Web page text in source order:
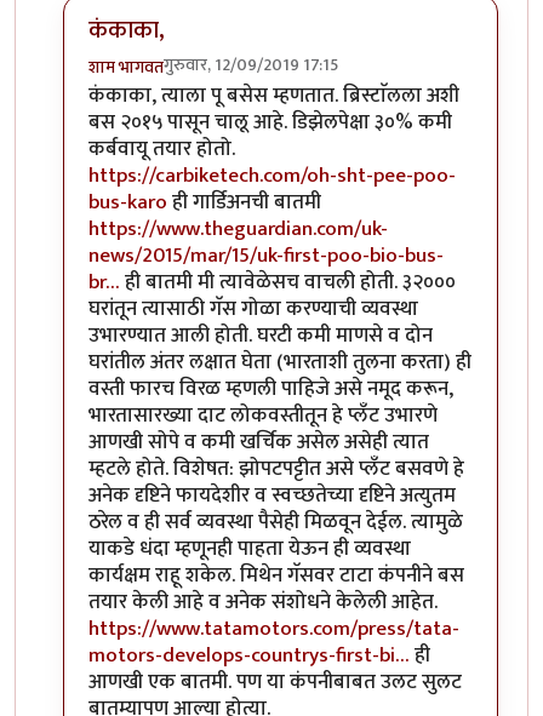
कंकाका,
शाम भागवतगुरुवार, 12/09/2019 17:15
In reply toएकदा एक विडिओ डॉक्यु दाखवलेलीby
कंकाका, त्याला पू बसेस म्हणतात. ब्रिस्टाॅलला अशी
बस २०१५ पासून चालू आहे. डिझेलपेक्षा ३०% कमी
कर्बवायू तयार होतो.
https://carbiketech.com/oh-sht-pee-poo-
bus-karoही गार्डिअनची बातमी
https://www.theguardian.com/uk-
news/2015/mar/15/uk-first-poo-bio-bus-
br…ही बातमी मी त्यावेळेसच वाचली होती. ३२०००
घरांतून त्यासाठी गॅस गोळा करण्याची व्यवस्था
उभारण्यात आली होती. घरटी कमी माणसे व दोन
घरांतील अंतर लक्षात घेता (भारताशी तुलना करता) ही
वस्ती फारच विरळ म्हणली पाहिजे असे नमूद करून,
भारतासारख्या दाट लोकवस्तीतून हे प्लॅंट उभारणे
आणखी सोपे व कमी खर्चिक असेल असेही त्यात
म्हटले होते. विशेषत: झोपटपट्टीत असे प्लॅंट बसवणे हे
अनेक दृष्टिने फायदेशीर व स्वच्छतेच्या दृष्टिने अत्युतम
ठरेल व ही सर्व व्यवस्था पैसेही मिळवून देईल. त्यामुळे
याकडे धंदा म्हणूनही पाहता येऊन ही व्यवस्था
कार्यक्षम राहू शकेल. मिथेन गॅसवर टाटा कंपनीने बस
तयार केली आहे व अनेक संशोधने केलेली आहेत.
https://www.tatamotors.com/press/tata-
motors-develops-countrys-first-bi…ही
आणखी एक बातमी. पण या कंपनीबाबत उलट सुलट
बातम्यापण आल्या होत्या.